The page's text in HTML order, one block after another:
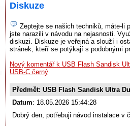
Diskuze
Zeptejte se našich techniků, máte-li
jste narazili v návodu na nejasnosti.
diskuzi. Diskuze je veřejná a slouží i
stránek, kteří se potýkají s podobnými
Nový komentář k USB Flash Sandisk
USB-C černý
Předmět: USB Flash Sandisk Ultra
Datum: 18.05.2026 15:44:28
Dobrý den, potřebuji návod instalace v